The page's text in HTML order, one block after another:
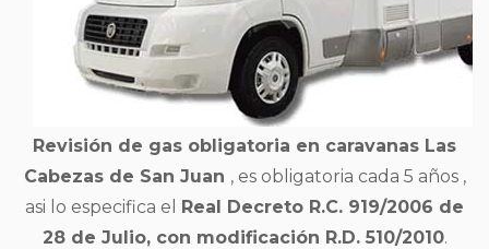
Revisión de gas obligatoria en caravanas Las
Cabezas de San Juan , es obligatoria cada 5 años ,
asi lo especifica el Real Decreto R.C. 919/2006 de
28 de Julio, con modificación R.D. 510/2010.